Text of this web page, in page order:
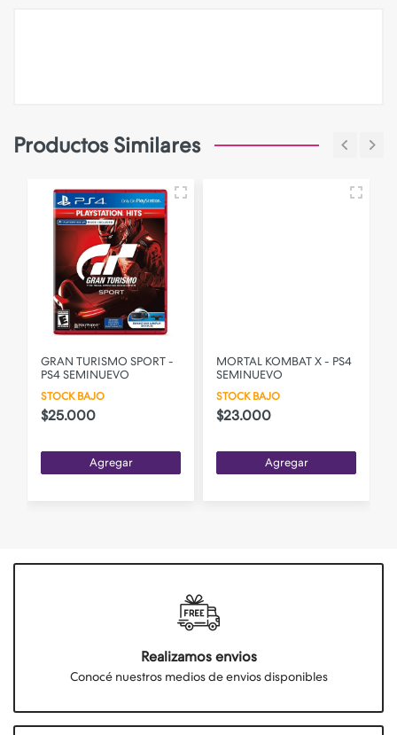
Productos Similares
GRAN TURISMO SPORT -
PS4 SEMINUEVO
STOCK BAJO
$25.000
Agregar
MORTAL KOMBAT X - PS4
SEMINUEVO
STOCK BAJO
$23.000
Agregar
Realizamos envios
Conocé nuestros medios de envios disponibles